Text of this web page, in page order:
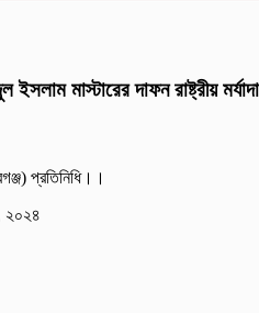
মাস্টারের দাফন রাষ্ট্রীয়
প্রতিনিধি।।
২০২৪